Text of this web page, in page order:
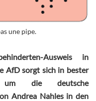
une pipe.
Ausweis in
AfD sorgt sich in bester
um die deutsche
Andrea Nahles in den